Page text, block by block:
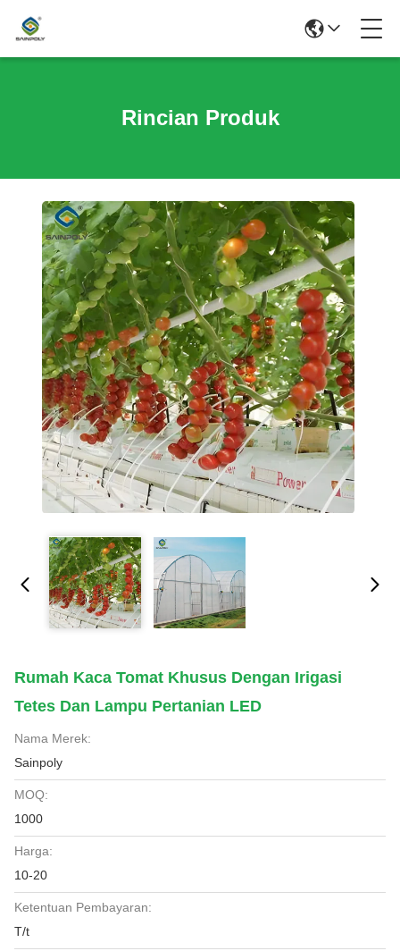
Rincian Produk
Rumah Kaca Tomat Khusus Dengan Irigasi
Tetes Dan Lampu Pertanian LED
Nama Merek:
Sainpoly
MOQ:
1000
Harga:
10-20
Ketentuan Pembayaran:
T/t